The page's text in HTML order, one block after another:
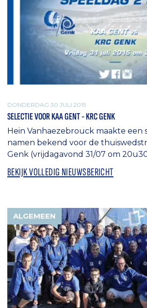
DONDERDAG 30 JULI 2015
SELECTIE VOOR KAA GENT - KRC GENK
Hein Vanhaezebrouck maakte een
namen bekend voor de
Genk (vrijdagavond 31/07 om
BEKIJK VOLLEDIG NIEUWSBERICHT
ALGEMEEN